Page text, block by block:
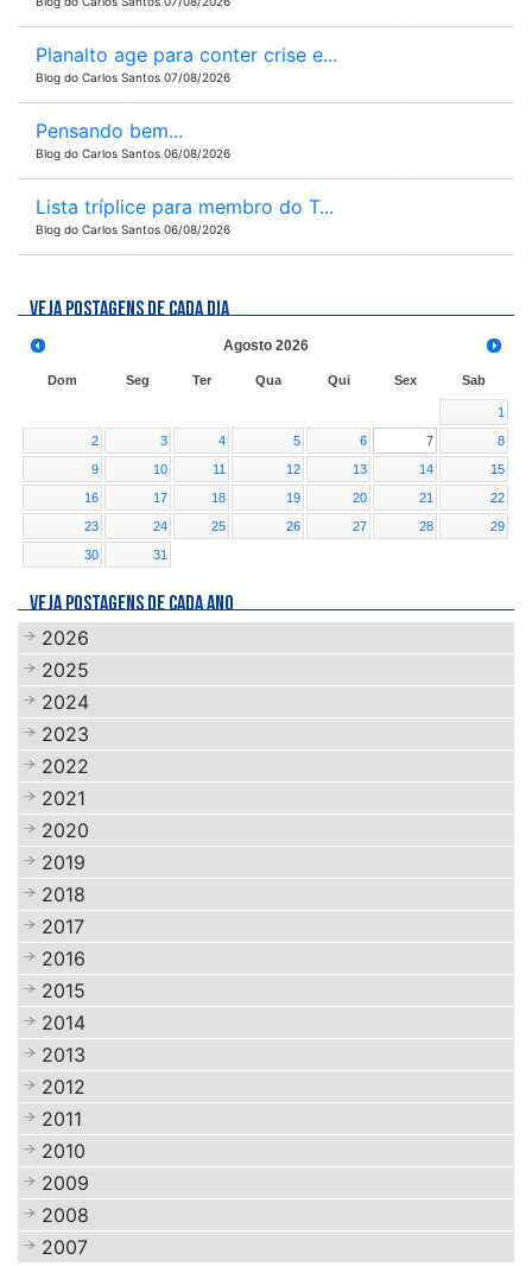
Planalto age para conter crise e...
Blog do Carlos Santos 07/08/2026
Pensando bem...
Blog do Carlos Santos 06/08/2026
Lista tríplice para membro do T...
Blog do Carlos Santos 06/08/2026
VEJA POSTAGENS DE CADA DIA
Agosto 2026
Dom Seg Ter Qua Qui Sex Sab
1
2
3 4 5 6 7
8
9
10 11 12 13 14
15
16
17 18 19 20 21
22
23
24 25 26 27 28
29
30
31
VEJA POSTAGENS DE CADA ANO
2026
2025
2024
2023
2022
2021
2020
2019
2018
2017
2016
2015
2014
2013
2012
2011
2010
2009
2008
2007